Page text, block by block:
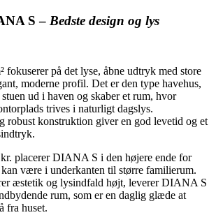
S – Bedste design og lys
på det lyse, åbne udtryk med store
moderne profil. Det er den type havehus,
ud i haven og skaber et rum, hvor
trives i naturligt dagslys.
robust konstruktion giver en god levetid og et
placerer DIANA S i den højere ende for
kan være i underkanten til større familierum.
æstetik og lysindfald højt, leverer DIANA S
rum, som er en daglig glæde at
fra huset.